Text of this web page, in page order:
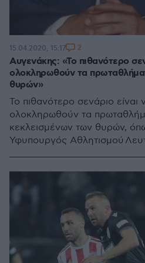
Αυγενάκης: «Το πιθανότερο
ολοκληρωθούν τα
θυρών»
Το πιθανότερο σενάριο είναι
ολοκληρωθούν τα
κεκλεισμένων των θυρών,
Υφυπουργός Αθλητισμού
15.04.2020, 15:17 2